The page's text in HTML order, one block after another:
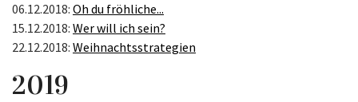
06.12.2018: Oh du fröhliche...
15.12.2018: Wer will ich sein?
22.12.2018: Weihnachtsstrategien
2019